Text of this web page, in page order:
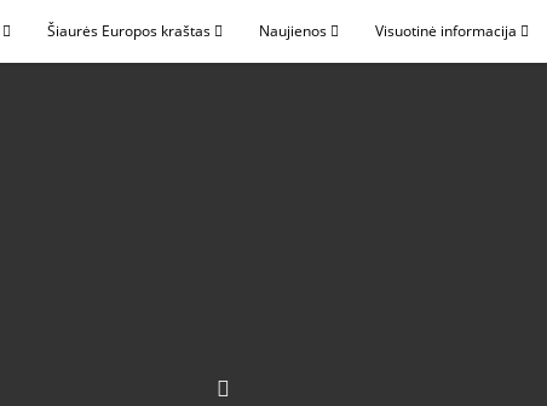
Šiaurės Europos kraštas Naujienos Visuotinė informacija